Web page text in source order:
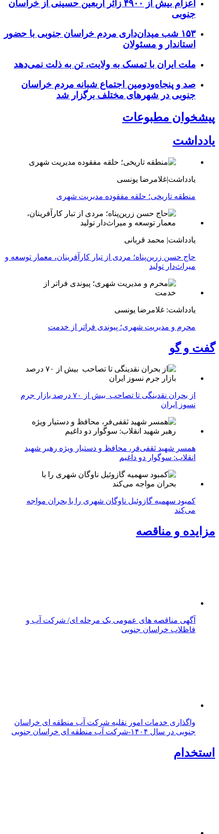
اعزام بیش از ۴۹۰۰ زائر اربعین حسینی از خراسان
جنوبی
۱۵۳ شب میدان‌داری مردم خراسان جنوبی با حضور
استاندار و مسئولان
ملت ایران با تمسک به ولایت، تن به ذلت نمی‌دهد
صد و پنجاه‌ودومین اجتماع شبانه مردم خراسان
جنوبی در شهرهای مختلف برگزار شد
پیشخوان مطبوعات
یادداشت
یادداشت|غلامرضا یونسی
منطقه تاریخی؛ حلقه مفقوده مدیریت شهری
یادداشت| محمد قربانی
حاج حسن زرین‌پناه؛ مردی از تبار کارآفرینان، معمار توسعه و
میراث‌دار تولید
یادداشت: غلامرضا یونسی
محرم و مدیریت شهری؛ پیوندی فراتر از خدمت
گفت و گو
از بحران نقدینگی تا تصاحب بیش از ۷۰ درصد بازار جرم
نسوز ایران
همسر شهید ثقفی‌فر، محافظ و دستیار ویژه رهبر شهید
انقلاب: سوگوار دو داغیم
کمبود سهمیه گازوئیل ناوگان شهری را با بحران مواجه
می‌کند
مزایده و مناقصه
آگهی مناقصه های عمومی یک مرحله ای/ شرکت آب و
فاظلاب خراسان جنوبی
واگذاری خدمات امور نقلیه شرکت آب منطقه ای خراسان
جنوبی در سال ۱۴۰۴-شرکت آب منطقه ای خراسان جنوبی
استخدام